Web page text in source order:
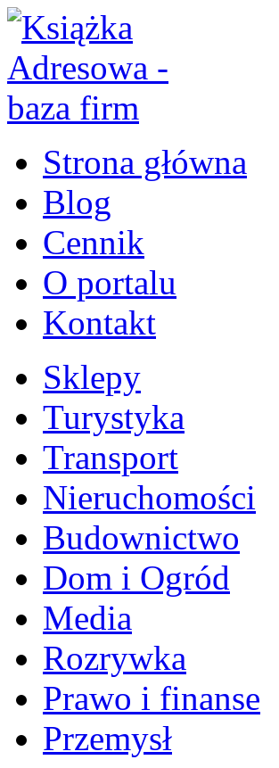
Strona główna
Blog
Cennik
O portalu
Kontakt
Sklepy
Turystyka
Transport
Nieruchomości
Budownictwo
Dom i Ogród
Media
Rozrywka
Prawo i finanse
Przemysł